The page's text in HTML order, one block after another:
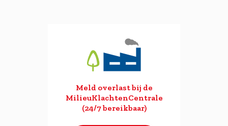
Meld overlast bij de
MilieuKlachtenCentrale
(24/7 bereikbaar)